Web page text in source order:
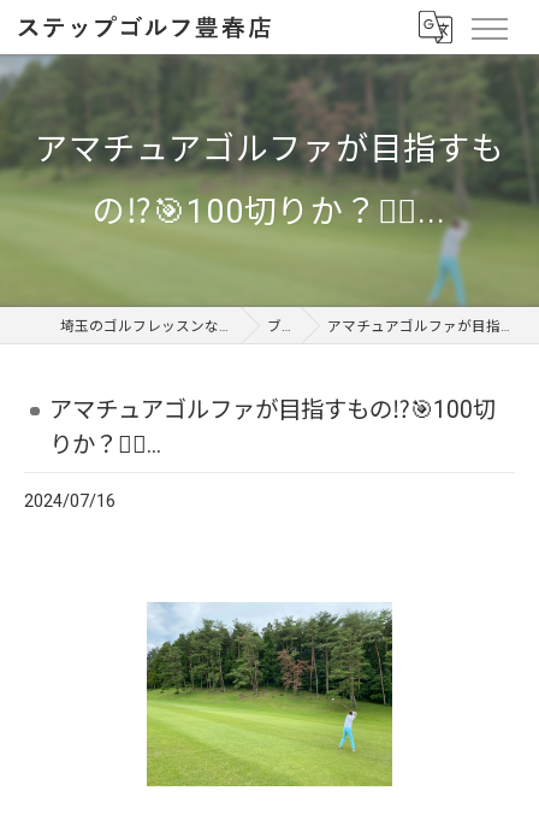
アマチュアゴルファが目指すも
の⁉️🎯100切りか？🏌️‍♂️...
埼玉のゴルフレッスンならステップゴルフ 豊春店 ブログ アマチュアゴルファが目指すもの⁉️🎯100切りか？🏌️‍♂️...
アマチュアゴルファが目指すもの⁉️🎯100切
りか？🏌️‍♂️...
2024/07/16